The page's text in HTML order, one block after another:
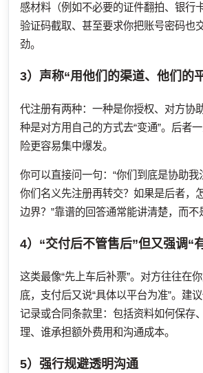
感材料（例如不必要的证件翻拍、银行
验证码截取、甚至要求你把账号密码也
劲。
3）声称“用他们的渠道、他们的
代注册有两种：一种是你授权、对方协
种是对方用自己的方式去“变通”。后者
险更容易集中爆发。
你可以直接问一句：“你们到底是协助我
你们名义先注册再转交？如果是后者，
边界？”靠谱的回答通常能讲清楚，而不
4）“交付后不管售后”但又强调“
这类最像“先上车后补票”。对方往往在
底，支付后又说“具体以平台为准”。建
记录或合同条款里：包括资料如何保存
理、谁承担额外费用和沟通成本。
5）强行规避透明沟通